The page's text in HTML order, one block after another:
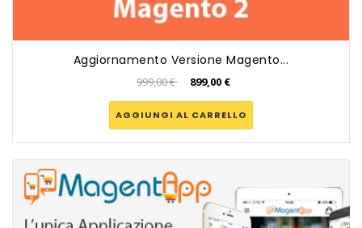
Aggiornamento Versione Magento...
999,00 € 899,00 €
AGGIUNGI AL CARRELLO